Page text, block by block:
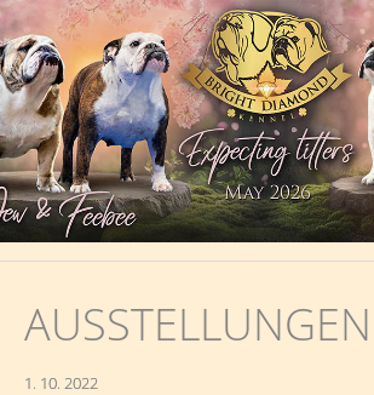
AUSSTELLUNGEN
1. 10. 2022